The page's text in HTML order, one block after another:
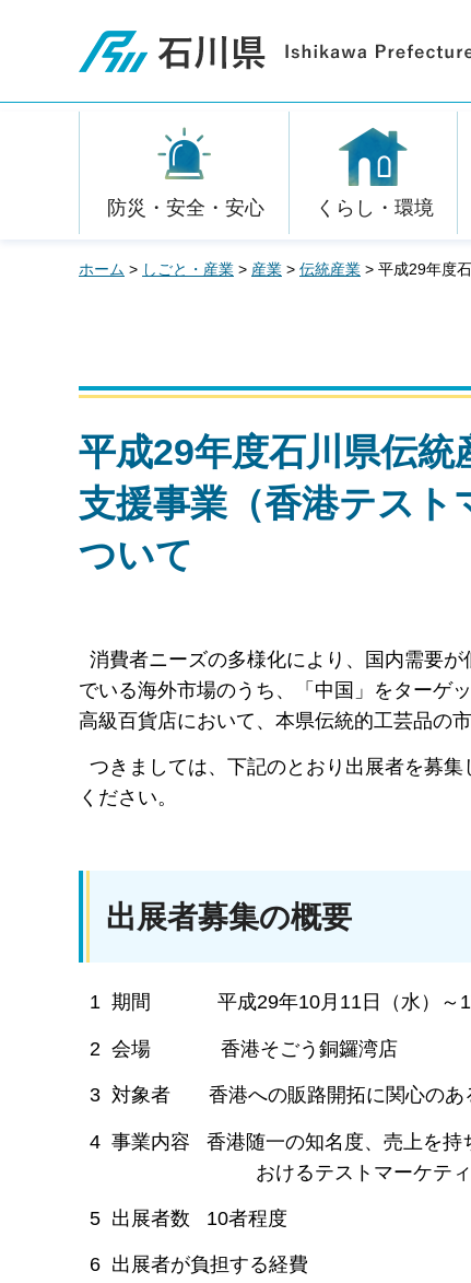
石川県
防災・安全・安心 くらし・環境
ホーム > しごと・産業 > 産業 > 伝統産業 > 平成29年度
平成29年度石川県伝統
支援事業（香港テス
ついて
消費者ニーズの多様化により、国内需要
でいる海外市場のうち、「中国」をターゲ
高級百貨店において、本県伝統的工芸品の
つきましては、下記のとおり出展者を募
ください。
出展者募集の概要
1 期間 平成29年10月11日（水）～17
2 会場 香港そごう銅鑼湾店
3 対象者 香港への販路開拓に関心のあ
4 事業内容 香港随一の知名度、売上を持
おけるテストマーケティン
5 出展者数 10者程度
6 出展者が負担する経費